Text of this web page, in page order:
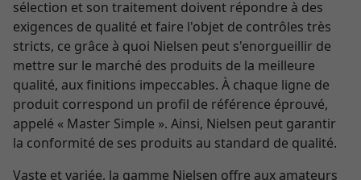
sélection et son traitement doivent répondre à des
exigences de qualité et faire l'objet de contrôles très
stricts, ce grâce à quoi Nielsen peut s'enorgueillir de
mettre sur le marché des produits de la meilleure
qualité, aux finitions impeccables. À chaque ligne de
produit correspond un profil de référence éprouvé,
appelé « Master Simple ». Ainsi, Nielsen peut garantir
la conformité de ses produits au standard de qualité.
Vaste et variée, la gamme Nielsen offre aux amateurs